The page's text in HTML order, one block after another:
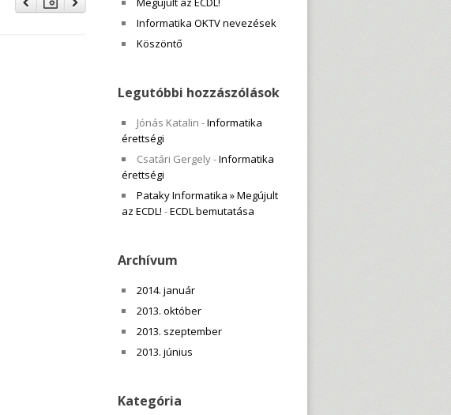
Informatika OKTV nevezések
Köszöntő
Legutóbbi hozzászólások
Jónás Katalin -Informatika
érettségi
Csatári Gergely-Informatika
érettségi
Pataky Informatika » Megújult
az ECDL! -ECDL bemutatása
Archívum
2014. január
2013. október
2013. szeptember
2013. június
Kategória